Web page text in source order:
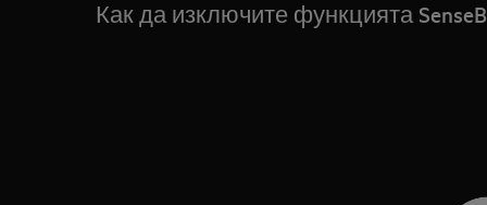
Как да изключите функцията